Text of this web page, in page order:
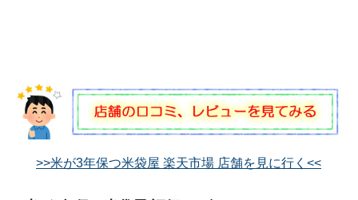
>>米が3年保つ米袋屋 楽天市場 店舗を見に行く<<